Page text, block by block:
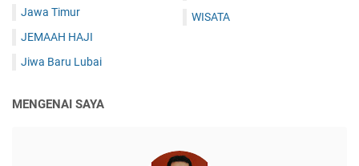
Jawa Timur
JEMAAH HAJI
Jiwa Baru Lubai
WISATA
MENGENAI SAYA